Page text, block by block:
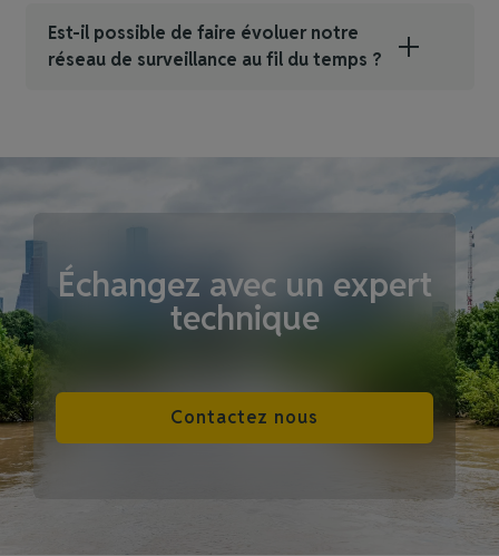
Est-il possible de faire évoluer notre
réseau de surveillance au fil du temps ?
Échangez avec un expert
technique
Contactez nous